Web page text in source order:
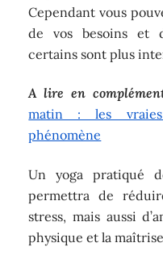
Cependant vous
de vos besoins et
certains sont plus
A lire en
matin : les
phénomène
Un yoga pratiqué
permettra de
stress, mais aussi
physique et la